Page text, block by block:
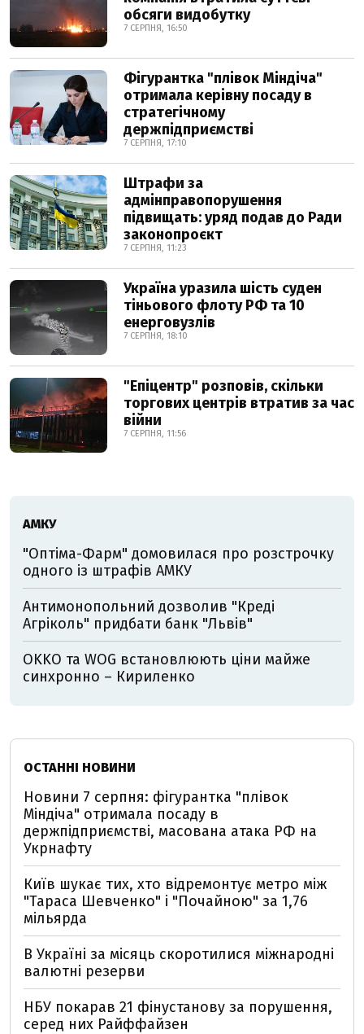
обсяги видобутку
7 СЕРПНЯ, 16:50
Фігурантка "плівок Міндіча"
отримала керівну посаду в
стратегічному
держпідприємстві
7 СЕРПНЯ, 17:10
Штрафи за
адмінправопорушення
підвищать: уряд подав до Ради
законопроєкт
7 СЕРПНЯ, 11:23
Україна уразила шість суден
тіньового флоту РФ та 10
енерговузлів
7 СЕРПНЯ, 18:10
"Епіцентр" розповів, скільки
торгових центрів втратив за час
війни
7 СЕРПНЯ, 11:56
АМКУ
"Оптіма-Фарм" домовилася про розстрочку
одного із штрафів АМКУ
Антимонопольний дозволив "Креді
Агріколь" придбати банк "Львів"
OKKO та WOG встановлюють ціни майже
синхронно – Кириленко
ОСТАННІ НОВИНИ
Новини 7 серпня: фігурантка "плівок
Міндіча" отримала посаду в
держпідприємстві, масована атака РФ на
Укрнафту
Київ шукає тих, хто відремонтує метро між
"Тараса Шевченко" і "Почайною" за 1,76
мільярда
В Україні за місяць скоротилися міжнародні
валютні резерви
НБУ покарав 21 фінустанову за порушення,
серед них Райффайзен